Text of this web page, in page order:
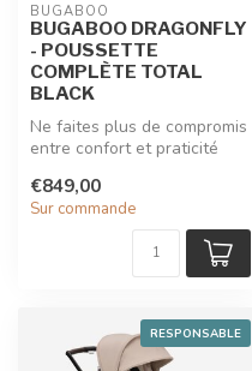
BUGABOO
BUGABOO DRAGONFLY
- POUSSETTE
COMPLÈTE TOTAL
BLACK
Ne faites plus de compromis
entre confort et praticité
€849,00
Sur commande
RESPONSABLE